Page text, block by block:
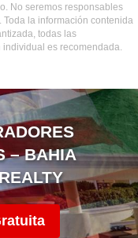
No seremos responsables
la información contenida
todas las
es recomendada.
– BAHIA